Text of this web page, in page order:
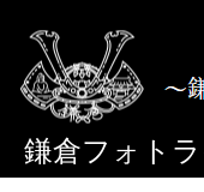
鎌倉フォト